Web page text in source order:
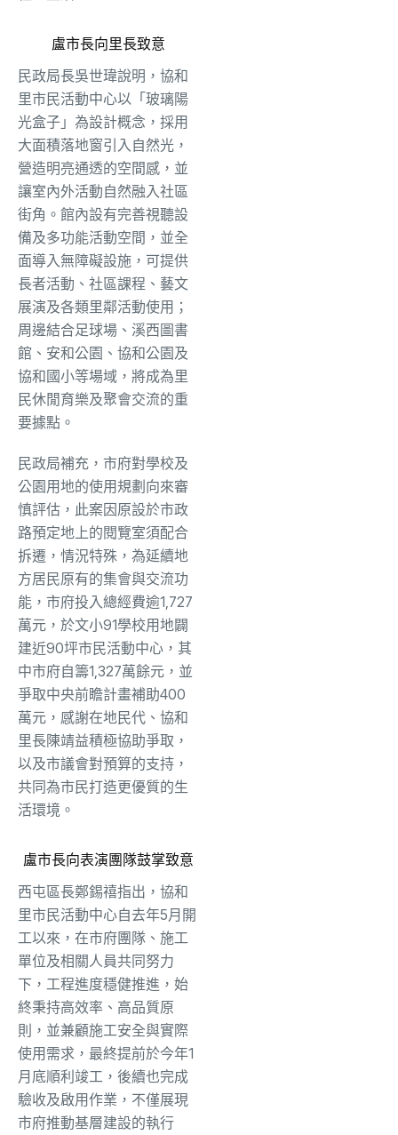
盧市長向里長致意
民政局長吳世瑋說明，協和
里市民活動中心以「玻璃陽
光盒子」為設計概念，採用
大面積落地窗引入自然光，
營造明亮通透的空間感，並
讓室內外活動自然融入社區
街角。館內設有完善視聽設
備及多功能活動空間，並全
面導入無障礙設施，可提供
長者活動、社區課程、藝文
展演及各類里鄰活動使用；
周邊結合足球場、溪西圖書
館、安和公園、協和公園及
協和國小等場域，將成為里
民休閒育樂及聚會交流的重
要據點。
民政局補充，市府對學校及
公園用地的使用規劃向來審
慎評估，此案因原設於市政
路預定地上的閱覽室須配合
拆遷，情況特殊，為延續地
方居民原有的集會與交流功
能，市府投入總經費逾1,727
萬元，於文小91學校用地闢
建近90坪市民活動中心，其
中市府自籌1,327萬餘元，並
爭取中央前瞻計畫補助400
萬元，感謝在地民代、協和
里長陳靖益積極協助爭取，
以及市議會對預算的支持，
共同為市民打造更優質的生
活環境。
盧市長向表演團隊鼓掌致意
西屯區長鄭錫禧指出，協和
里市民活動中心自去年5月開
工以來，在市府團隊、施工
單位及相關人員共同努力
下，工程進度穩健推進，始
終秉持高效率、高品質原
則，並兼顧施工安全與實際
使用需求，最終提前於今年1
月底順利竣工，後續也完成
驗收及啟用作業，不僅展現
市府推動基層建設的執行